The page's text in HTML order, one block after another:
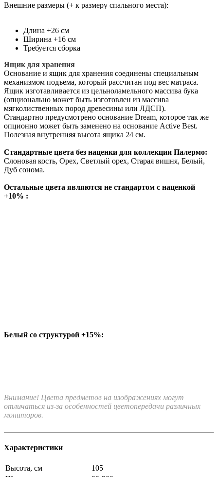
Внешние размеры (+ к размеру спального места):
Длина +26 см
Ширина +16 см
Требуется сборка
Ящик для хранения
Основание и ящик для хранения соединены специальным
механизмом подъема, который рассчитан под вес матраса.
Ящик изготавливается из цельноламельного массива бука
(опционально может быть изготовлен из массива
мягколиственных пород древесины или ЛДСП).
Стандартно предусмотрено основание Dream, которое так же
опционно может быть заменено на основание Active Best.
Полезная внутренняя высота ящика 24 см.
Стандартные цвета без наценки для коллекции Палермо:
Слоновая кость, Орех, Светлый орех, Старая вишня, Белый,
Дуб сонома.
Остальные цвета являются не стандартом с наценкой
+10% :
Белый со структурой +15%:
Внимание! Цвета предметов на изображениях могут
отличаться из-за особенностей цветопередачи различных
мониторов.
Характеристики
Высота, см
105